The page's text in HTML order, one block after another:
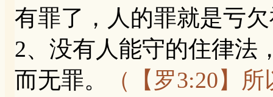
有罪了，人的罪就是亏
2、没有人能守的住律法
而无罪。
（【罗3:20】